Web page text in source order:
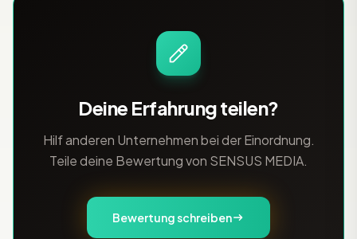
Deine Erfahrung teilen?
Hilf anderen Unternehmen bei der Einordnung.
Teile deine Bewertung von SENSUS MEDIA.
Bewertung schreiben